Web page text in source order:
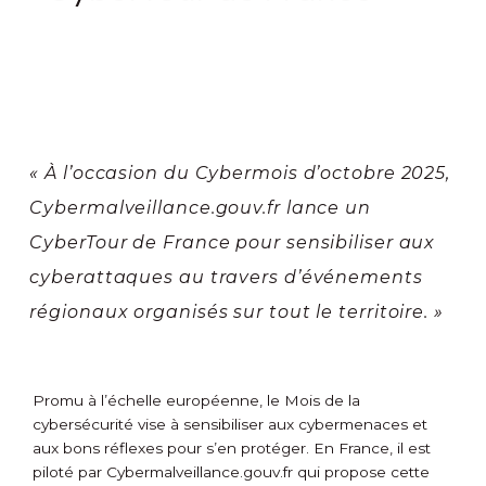
« À l’occasion du Cybermois d’octobre 2025,
Cybermalveillance.gouv.fr lance un
CyberTour de France pour sensibiliser aux
cyberattaques au travers d’événements
régionaux organisés sur tout le territoire. »
Promu à l’échelle européenne, le Mois de la
cybersécurité vise à sensibiliser aux cybermenaces et
aux bons réflexes pour s’en protéger. En France, il est
piloté par Cybermalveillance.gouv.fr qui propose cette